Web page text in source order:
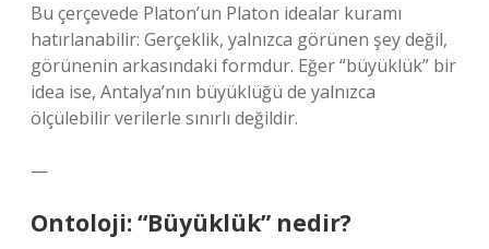
Bu çerçevede Platon’un Platon idealar kuramı
hatırlanabilir: Gerçeklik, yalnızca görünen şey değil,
görünenin arkasındaki formdur. Eğer “büyüklük” bir
idea ise, Antalya’nın büyüklüğü de yalnızca
ölçülebilir verilerle sınırlı değildir.
—
Ontoloji: “Büyüklük” nedir?